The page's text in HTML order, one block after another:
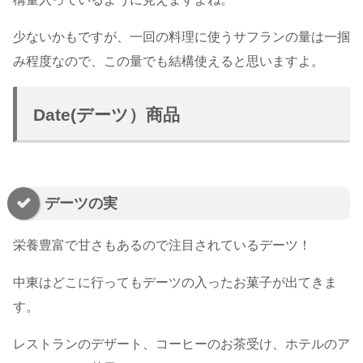
少ないかもですが、一回の料理に使うサフランの量は一掴
み程度なので、この量でも結構使えると思いますよ。
Date(デーツ）商品
デーツの実
栄養豊富で甘さもあるので注目されているデーツ！
中東はどこに行ってもデーツの入ったお菓子が出てきま
す。
レストランのデザート、コーヒーのお茶受け、ホテルのア